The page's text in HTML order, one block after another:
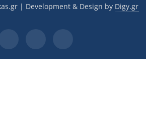
| Development & Design by Digy.gr